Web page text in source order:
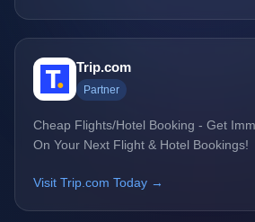
Trip.com
Partner
Cheap Flights/Hotel Booking - Get
On Your Next Flight & Hotel Bookings!
Visit Trip.com Today →